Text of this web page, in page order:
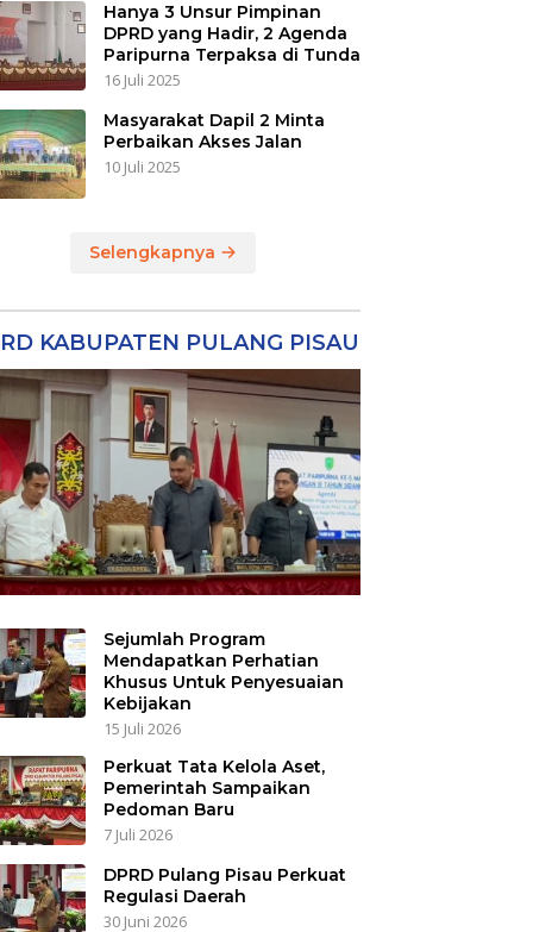
Hanya 3 Unsur Pimpinan
DPRD yang Hadir, 2 Agenda
Paripurna Terpaksa di Tunda
16 Juli 2025
Masyarakat Dapil 2 Minta
Perbaikan Akses Jalan
10 Juli 2025
Selengkapnya
KABUPATEN PULANG PISAU
Sejumlah Program
Mendapatkan Perhatian
Khusus Untuk Penyesuaian
Kebijakan
15 Juli 2026
Perkuat Tata Kelola Aset,
Pemerintah Sampaikan
Pedoman Baru
7 Juli 2026
DPRD Pulang Pisau Perkuat
Regulasi Daerah
30 Juni 2026